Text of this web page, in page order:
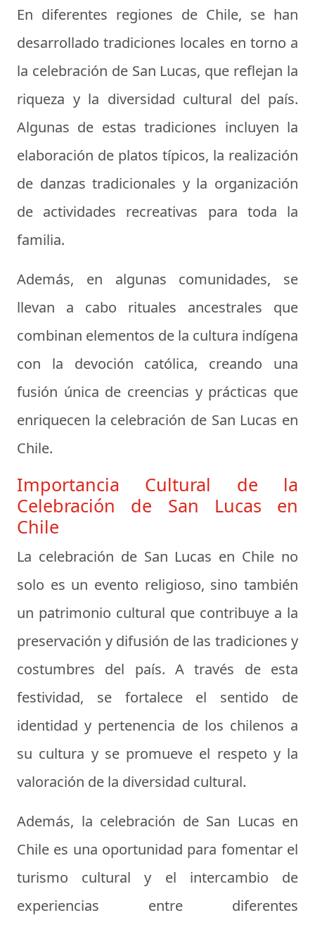
En diferentes regiones de Chile, se han
desarrollado tradiciones locales en torno a
la celebración de San Lucas, que reflejan la
riqueza y la diversidad cultural del país.
Algunas de estas tradiciones incluyen la
elaboración de platos típicos, la realización
de danzas tradicionales y la organización
de actividades recreativas para toda la
familia.
Además, en algunas comunidades, se
llevan a cabo rituales ancestrales que
combinan elementos de la cultura indígena
con la devoción católica, creando una
fusión única de creencias y prácticas que
enriquecen la celebración de San Lucas en
Chile.
Importancia Cultural de la
Celebración de San Lucas en
Chile
La celebración de San Lucas en Chile no
solo es un evento religioso, sino también
un patrimonio cultural que contribuye a la
preservación y difusión de las tradiciones y
costumbres del país. A través de esta
festividad, se fortalece el sentido de
identidad y pertenencia de los chilenos a
su cultura y se promueve el respeto y la
valoración de la diversidad cultural.
Además, la celebración de San Lucas en
Chile es una oportunidad para fomentar el
turismo cultural y el intercambio de
experiencias entre diferentes